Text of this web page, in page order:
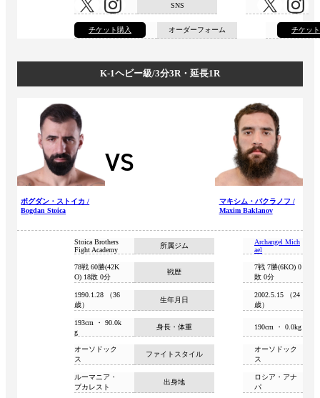
SNS
オーダーフォーム
チケット購入 チケッ
K-1ヘビー級/3分3R・延長1R
ボグダン・ストイカ /
Bogdan Stoica
VS
マキシム・バクラノフ /
Maxim Baklanov
所属ジム
Stoica Brothers
Fight Academy
Archangel Mich
ael
戦歴
78戦 60勝(42K
O) 18敗 0分
7戦 7勝(6KO) 0
敗 0分
生年月日
1990.1.28 （36
歳）
2002.5.15 （24
歳）
身長・体重
193cm ・ 90.0k
g
190cm ・ 0.0kg
ファイトスタイル
オーソドック
ス
オーソドック
ス
出身地
ルーマニア・
ブカレスト
ロシア・アナ
パ